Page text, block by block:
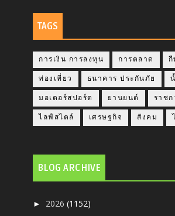
TAGS
การเงิน การลงทุน การตลาด กี
ท่องเที่ยว ธนาคาร ประกันภัย
มอเตอร์สปอร์ต ยานยนต์ ราชก
ไลฟ์สไตล์ เศรษฐกิจ สังคม
BLOG ARCHIVE
► 2026(1152)